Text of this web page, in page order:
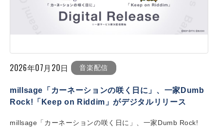
2026年07月20日 音楽配信
millsage「カーネーションの咲く日に」、一家Dumb
Rock!「Keep on Riddim」がデジタルリリース
millsage「カーネーションの咲く日に」、一家Dumb Rock!